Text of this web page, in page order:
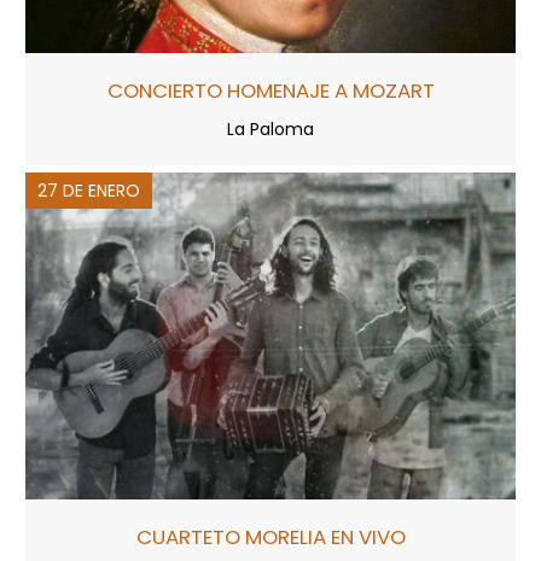
CONCIERTO HOMENAJE A MOZART
La Paloma
27 DE ENERO
CUARTETO MORELIA EN VIVO